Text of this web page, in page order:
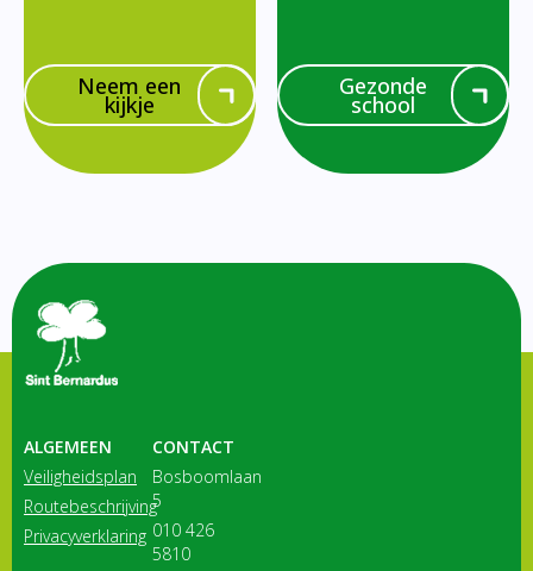
Neem een
kijkje
Gezonde
school
ALGEMEEN
Veiligheidsplan
Routebeschrijving
Privacyverklaring
CONTACT
Bosboomlaan
5
010 426
5810